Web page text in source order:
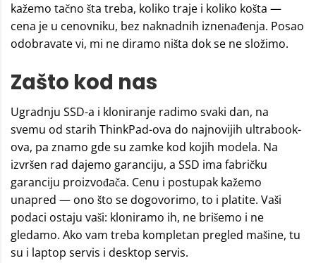
kažemo tačno šta treba, koliko traje i koliko košta —
cena je u cenovniku, bez naknadnih iznenađenja. Posao
odobravate vi, mi ne diramo ništa dok se ne složimo.
Zašto kod nas
Ugradnju SSD-a i kloniranje radimo svaki dan, na
svemu od starih ThinkPad-ova do najnovijih ultrabook-
ova, pa znamo gde su zamke kod kojih modela. Na
izvršen rad dajemo garanciju, a SSD ima fabričku
garanciju proizvođača. Cenu i postupak kažemo
unapred — ono što se dogovorimo, to i platite. Vaši
podaci ostaju vaši: kloniramo ih, ne brišemo i ne
gledamo. Ako vam treba kompletan pregled mašine, tu
su i laptop servis i desktop servis.